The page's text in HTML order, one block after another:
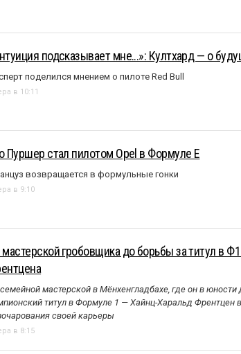
подсказывает мне...»: Култхард — о
поделился мнением о пилоте Red Bull
в 10:11
Пуршер стал пилотом Opel в Формуле Е
возвращается в формульные гонки
в 9:10
гробовщика до борьбы за титул в
мастерской в Мёнхенгладбахе, где он в
титул в Формуле 1 — Хайнц-Харальд Френтцен
своей карьеры
в 8:15